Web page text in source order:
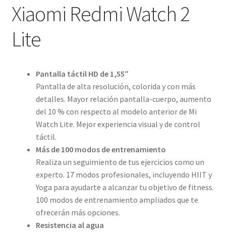
Xiaomi Redmi Watch 2
Lite
Pantalla táctil HD de 1,55″
Pantalla de alta resolución, colorida y con más
detalles. Mayor relación pantalla-cuerpo, aumento
del 10 % con respecto al modelo anterior de Mi
Watch Lite. Mejor experiencia visual y de control
táctil.
Más de 100 modos de entrenamiento
Realiza un seguimiento de tus ejercicios como un
experto. 17 modos profesionales, incluyendo HIIT y
Yoga para ayudarte a alcanzar tu objetivo de fitness.
100 modos de entrenamiento ampliados que te
ofrecerán más opciones.
Resistencia al agua